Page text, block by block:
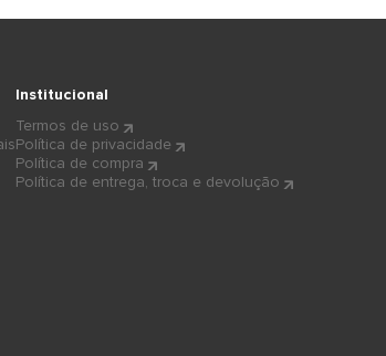
Institucional
Termos de uso
Política de privacidade
Política de compra
Política de entrega, troca e devolução